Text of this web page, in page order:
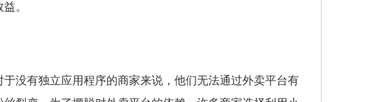
。
没有独立应用程序的商家来说，他们无法通过外卖平台有